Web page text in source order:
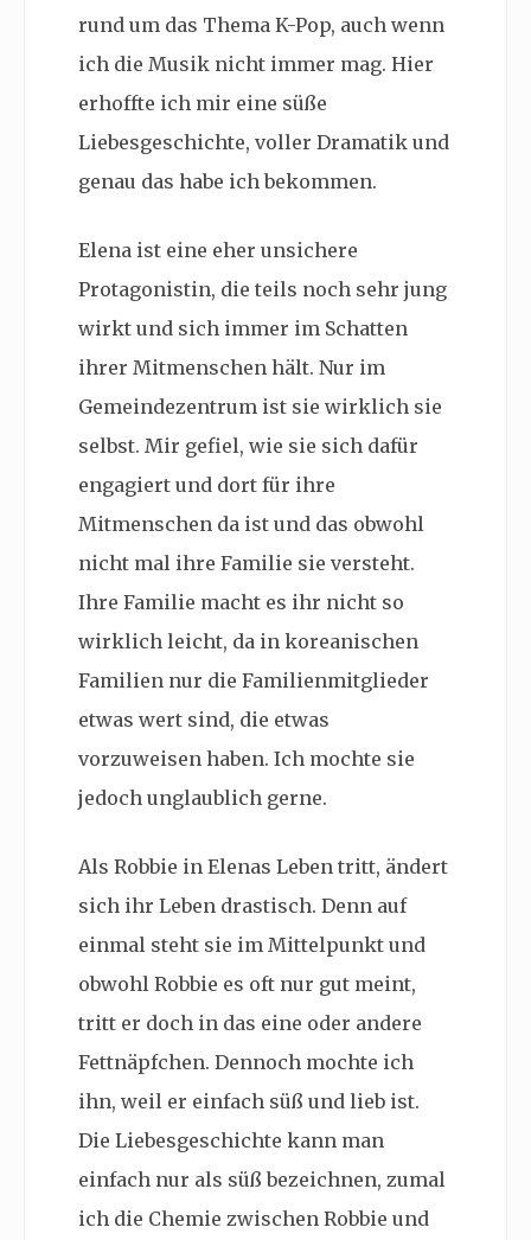
rund um das Thema K-Pop, auch wenn
ich die Musik nicht immer mag. Hier
erhoffte ich mir eine süße
Liebesgeschichte, voller Dramatik und
genau das habe ich bekommen.
Elena ist eine eher unsichere
Protagonistin, die teils noch sehr jung
wirkt und sich immer im Schatten
ihrer Mitmenschen hält. Nur im
Gemeindezentrum ist sie wirklich sie
selbst. Mir gefiel, wie sie sich dafür
engagiert und dort für ihre
Mitmenschen da ist und das obwohl
nicht mal ihre Familie sie versteht.
Ihre Familie macht es ihr nicht so
wirklich leicht, da in koreanischen
Familien nur die Familienmitglieder
etwas wert sind, die etwas
vorzuweisen haben. Ich mochte sie
jedoch unglaublich gerne.
Als Robbie in Elenas Leben tritt, ändert
sich ihr Leben drastisch. Denn auf
einmal steht sie im Mittelpunkt und
obwohl Robbie es oft nur gut meint,
tritt er doch in das eine oder andere
Fettnäpfchen. Dennoch mochte ich
ihn, weil er einfach süß und lieb ist.
Die Liebesgeschichte kann man
einfach nur als süß bezeichnen, zumal
ich die Chemie zwischen Robbie und